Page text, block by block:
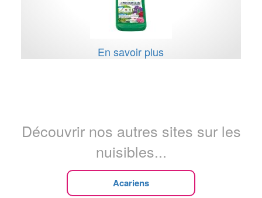
En savoir plus
Découvrir nos autres sites sur les
nuisibles...
Acariens